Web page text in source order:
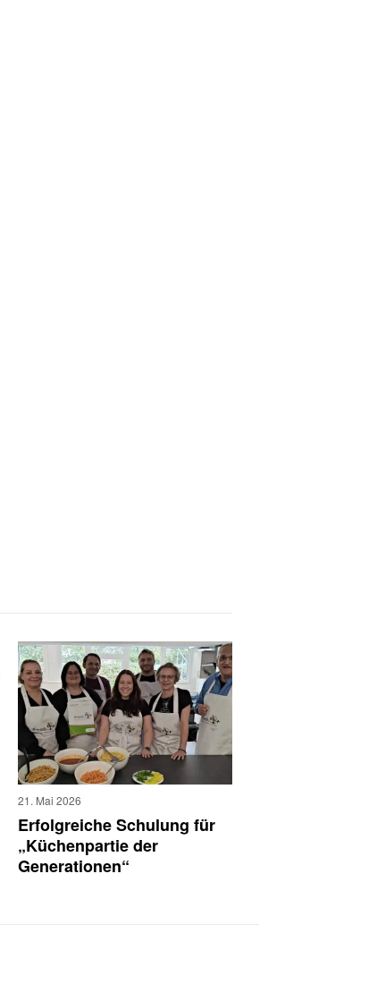
21. Mai 2026
Erfolgreiche Schulung für
„Küchenpartie der
Generationen“